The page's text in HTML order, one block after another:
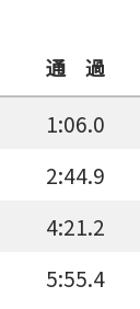
通 過
1:06.0
2:44.9
4:21.2
5:55.4